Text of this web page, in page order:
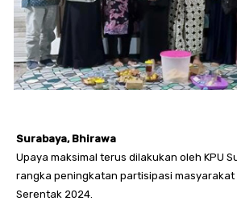
Surabaya, Bhirawa
Upaya maksimal terus dilakukan oleh KPU
rangka peningkatan partisipasi masyarakat
Serentak 2024.